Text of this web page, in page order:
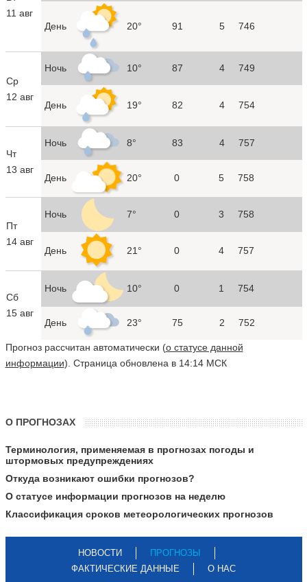
11 авг
День 20° 91 5 746
Ср
12 авг
Ночь 10° 87 4 749
День 19° 82 4 754
Чт
13 авг
Ночь 8° 83 4 757
День 20° 0 5 758
Пт
14 авг
Ночь 7° 0 3 758
День 21° 0 4 757
Сб
15 авг
Ночь 10° 0 1 754
День 23° 75 2 752
Прогноз рассчитан автоматически (о статусе данной
информации). Страница обновлена в 14:14 МСК
О ПРОГНОЗАХ
Терминология, применяемая в прогнозах погоды и
штормовых предупреждениях
Откуда возникают ошибки прогнозов?
О статусе информации прогнозов на неделю
Классификация сроков метеорологических прогнозов
НОВОСТИ
ПРОГНОЗЫ
ФАКТИЧЕСКИЕ ДАННЫЕ
О НАС